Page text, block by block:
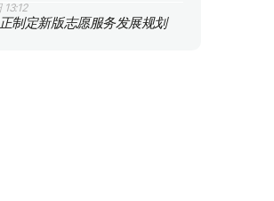
制定新版志愿服务发展规划